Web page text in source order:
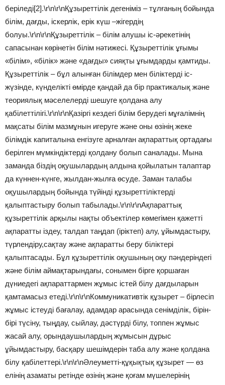
беріледі[2].\r\n\r\nҚұзыреттілік дегеніміз – тұлғаның бойында
білім, дағды, іскерлік, ерік күш –жігердің
болуы.\r\n\r\nҚұзыреттілік – білім алушы іс-әрекетінің
сапасынан көрінетін білім нәтижесі. Құзыреттілік ұғымы
«білім», «білік» және «дағды» сияқты ұғымдарды қамтиды.
Құзыреттілік – бұл алынған білімдер мен біліктерді іс-
жүзінде, күнделікті өмірде қандай да бір практикалық және
теориялық мәселелерді шешуге қолдана алу
қабілеттілігі.\r\n\r\nҚазіргі кездегі білім берудегі мұғалімнің
мақсаты білім мазмұнын игеруге және оны өзінің жеке
білімдік капиталына енгізуге арналған ақпараттық ортадағы
берілген мүмкіндіктерді қолдану болып саналады. Мына
заманда біздің оқушылардың алдына қойылатын талаптар
да күннен-күнге, жылдан-жылға өсуде. Заман талабы
оқушылардың бойында түйінді құзыреттіліктерді
қалыптастыру болып табылады.\r\n\r\nАқпараттық
құзыреттілік арқылы нақты объектілер көмегімен қажетті
ақпаратты іздеу, талдап таңдап (іріктеп) алу, ұйымдастыру,
түрлендіру,сақтау және ақпаратты беру біліктері
қалыптасады. Бұл құзыреттілік оқушының оқу пәндеріндегі
және білім аймақтарындағы, сонымен бірге қоршаған
дүниедегі ақпараттармен жұмыс істей білу дағдыларын
қамтамасыз етеді.\r\n\r\nКоммуникативтік құзырет – бірлесіп
жұмыс істеуді бағалау, адамдар арасында сенімділік, бірін-
бірі түсіну, тыңдау, сыйлау, дәстүрді білу, топпен жұмыс
жасай алу, орындаушылардың жұмысын дұрыс
ұйымдастыру, басқару шешімдерін таба алу және қолдана
білу қабілеттері.\r\n\r\nӘлеуметті-құқықтық құзырет — өз
елінің азаматы ретінде өзінің және қоғам мүшелерінің